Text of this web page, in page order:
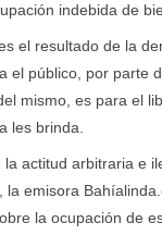
indebida de
el resultado de la
el público, por parte
mismo, es para el
les brinda.
la actitud arbitraria e
la emisora
la ocupación de